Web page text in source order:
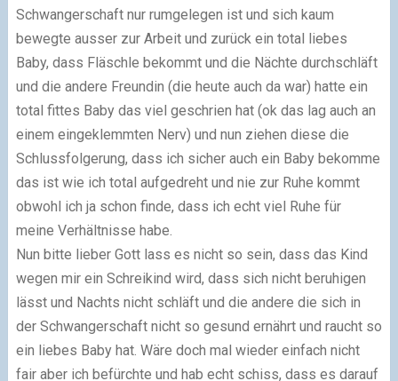
Schwangerschaft nur rumgelegen ist und sich kaum
bewegte ausser zur Arbeit und zurück ein total liebes
Baby, dass Fläschle bekommt und die Nächte durchschläft
und die andere Freundin (die heute auch da war) hatte ein
total fittes Baby das viel geschrien hat (ok das lag auch an
einem eingeklemmten Nerv) und nun ziehen diese die
Schlussfolgerung, dass ich sicher auch ein Baby bekomme
das ist wie ich total aufgedreht und nie zur Ruhe kommt
obwohl ich ja schon finde, dass ich echt viel Ruhe für
meine Verhältnisse habe.
Nun bitte lieber Gott lass es nicht so sein, dass das Kind
wegen mir ein Schreikind wird, dass sich nicht beruhigen
lässt und Nachts nicht schläft und die andere die sich in
der Schwangerschaft nicht so gesund ernährt und raucht so
ein liebes Baby hat. Wäre doch mal wieder einfach nicht
fair aber ich befürchte und hab echt schiss, dass es darauf